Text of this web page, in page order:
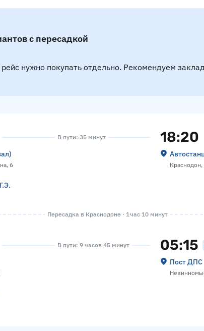
с пересадкой
нужно покупать отдельно. Рекомендуем
6
В пути: 35 минут 18:20
Краснодон,
Пересадка в Краснодоне · 1 час 10 минут
В пути: 9 часов 45 минут 05:15
Пост ДПС